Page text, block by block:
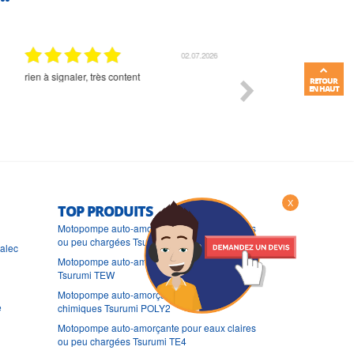
01.07.2026
Commande et délais parfait Très bon suivi et très
TOP PRODUITS
Motopompe auto-amorçante pour eaux claires
ou peu chargées Tsurumi TET
Motopompe auto-amorçante haute pression
Tsurumi TEW
Motopompe auto-amorçante pour produits
chimiques Tsurumi POLY2
Motopompe auto-amorçante pour eaux claires
ou peu chargées Tsurumi TE4
X
RETOUR
EN HAUT